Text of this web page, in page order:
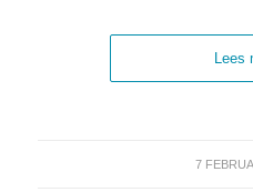
Lees
7